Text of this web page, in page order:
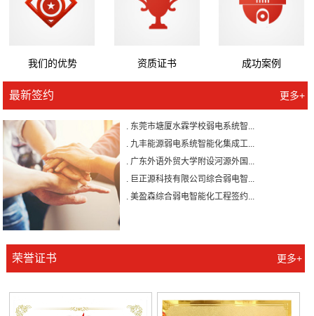
我们的优势 资质证书 成功案例
最新签约 更多+
. 广州壹加壹整形美容医院有限公...
. 森源家具集团弱电系统智能化工...
. 东莞市塘厦水霖学校弱电系统智...
. 九丰能源弱电系统智能化集成工...
荣誉证书 更多+